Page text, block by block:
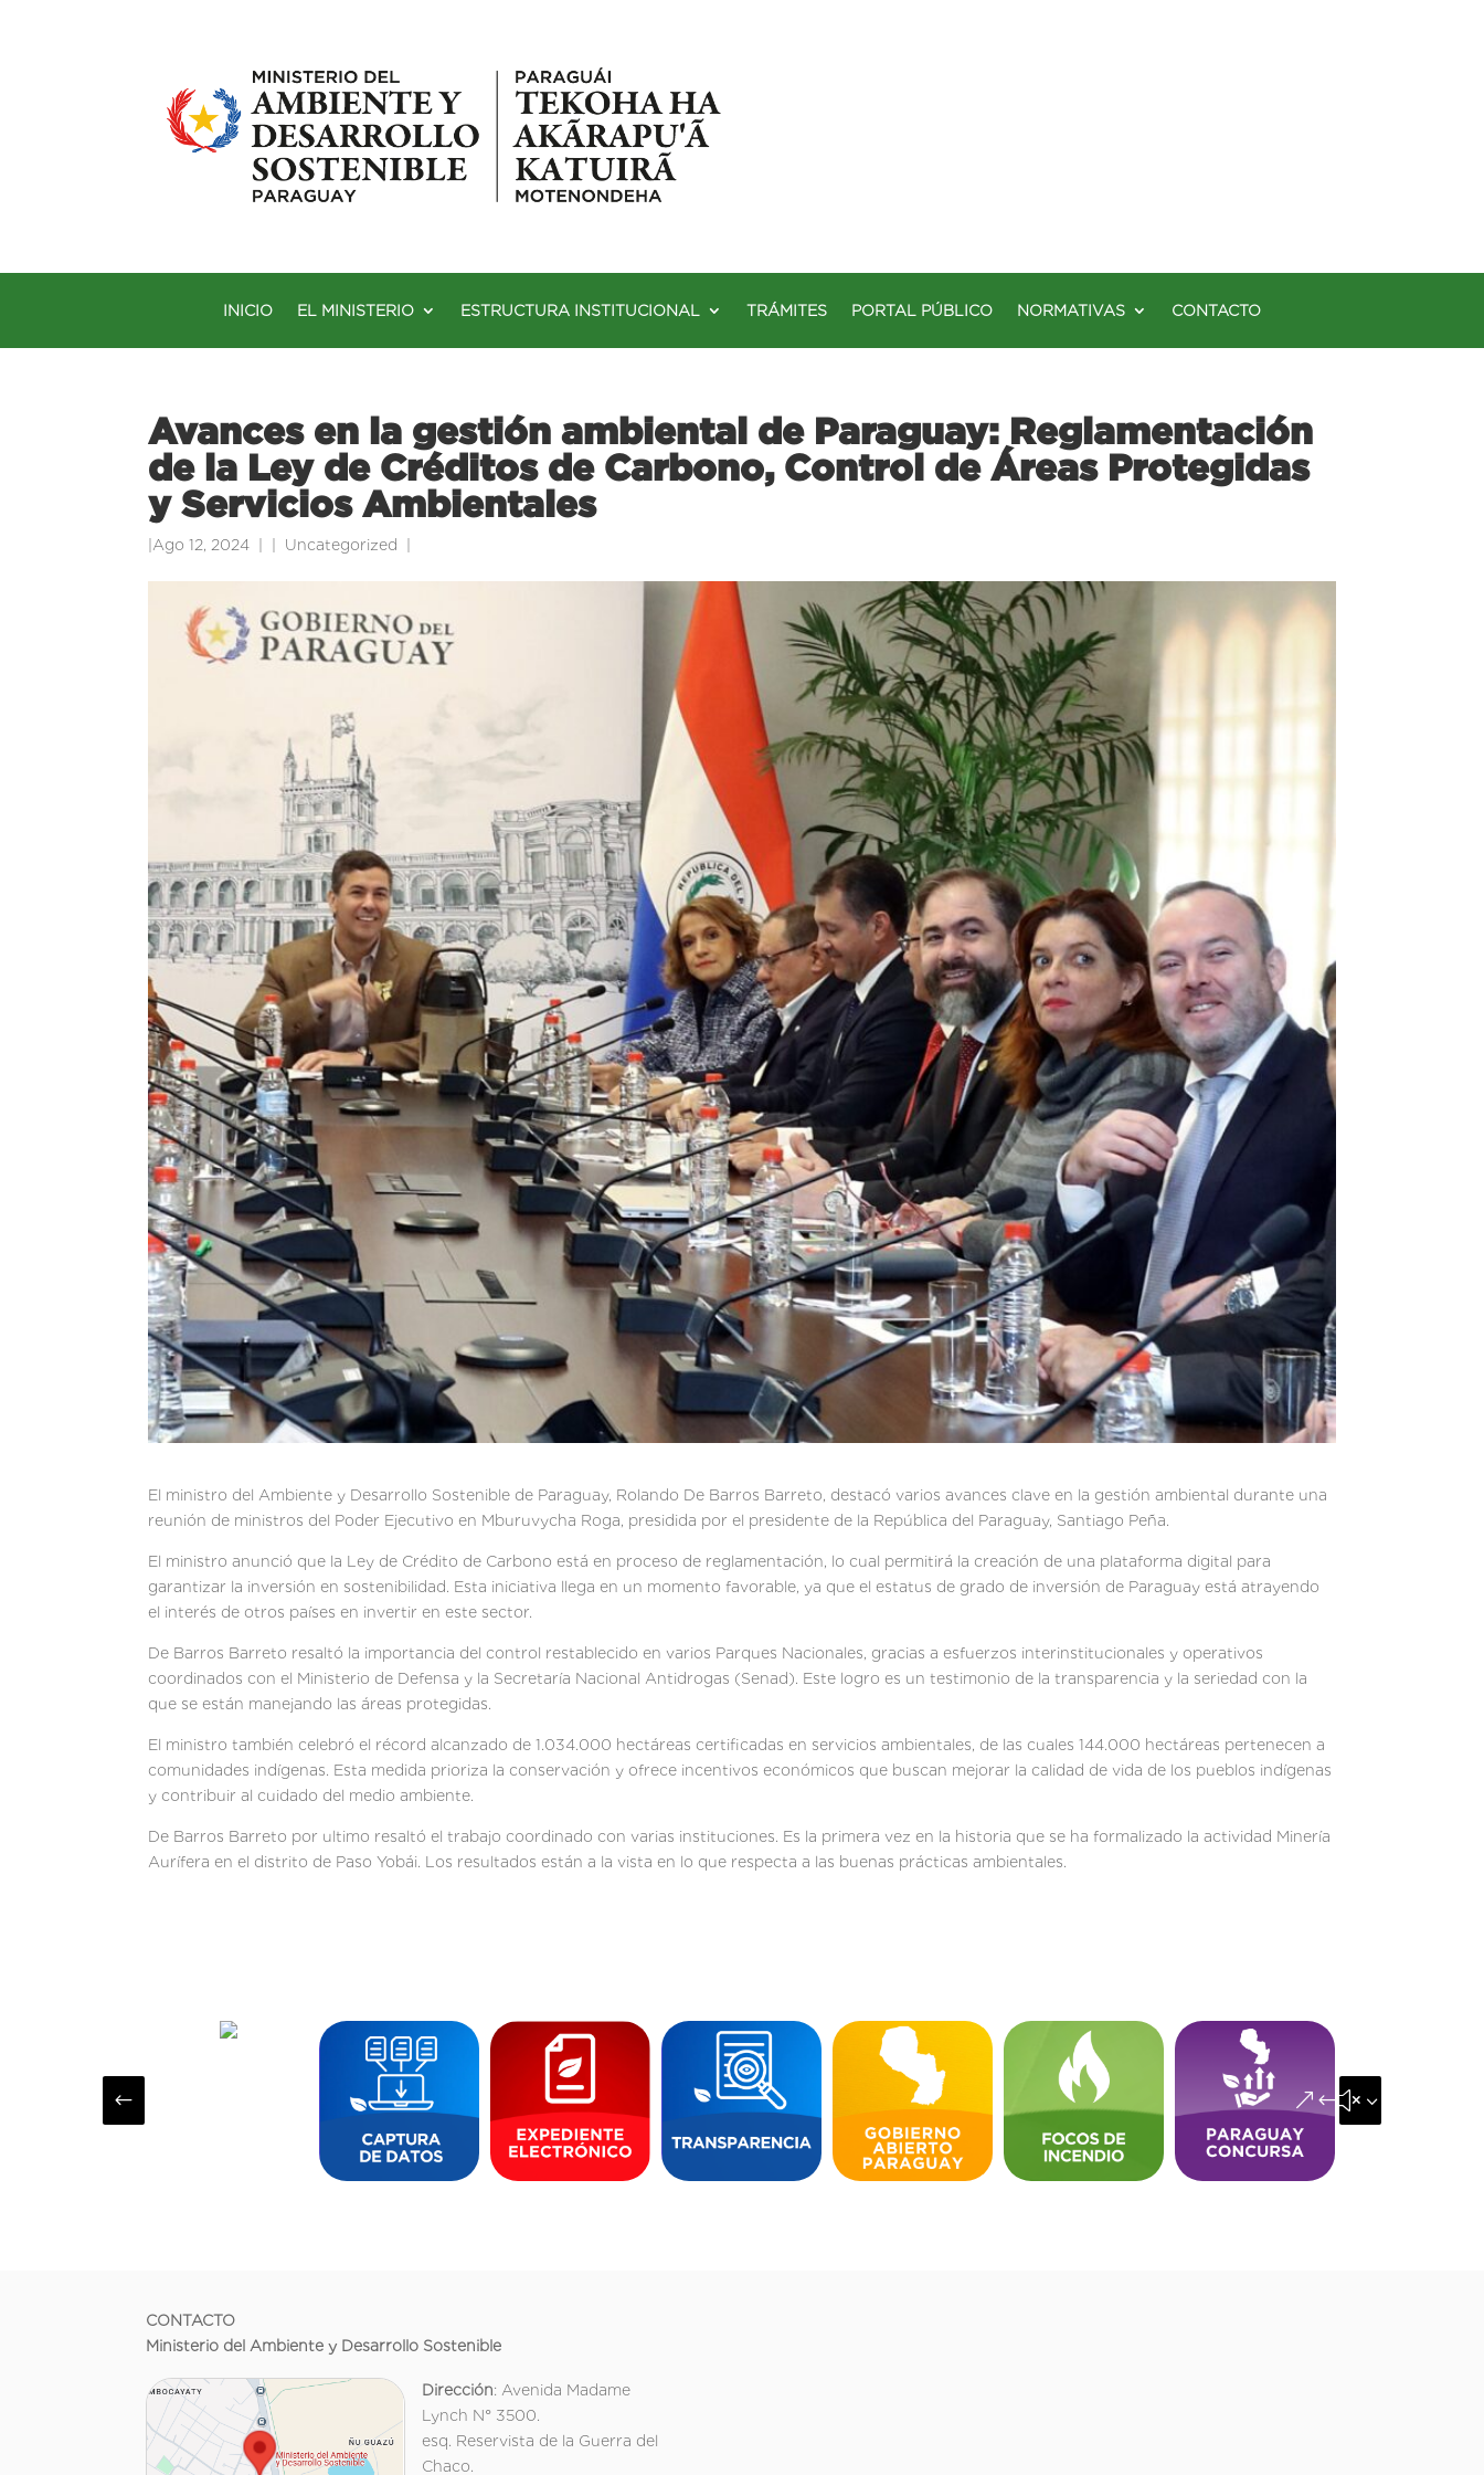
INICIO EL MINISTERIO ESTRUCTURA INSTITUCIONAL TRÁMITES PORTAL PÚBLICO NORMATIVAS CONTACTO
Avances en la gestión ambiental de Paraguay: Reglamentación
de la Ley de Créditos de Carbono, Control de Áreas Protegidas
y Servicios Ambientales
Ago 12, 2024 Uncategorized
El ministro del Ambiente y Desarrollo Sostenible de Paraguay, Rolando De Barros Barreto, destacó varios avances clave en la gestión ambiental durante una
reunión de ministros del Poder Ejecutivo en Mburuvycha Roga, presidida por el presidente de la República del Paraguay, Santiago Peña.
El ministro anunció que la Ley de Crédito de Carbono está en proceso de reglamentación, lo cual permitirá la creación de una plataforma digital para
garantizar la inversión en sostenibilidad. Esta iniciativa llega en un momento favorable, ya que el estatus de grado de inversión de Paraguay está atrayendo
el interés de otros países en invertir en este sector.
De Barros Barreto resaltó la importancia del control restablecido en varios Parques Nacionales, gracias a esfuerzos interinstitucionales y operativos
coordinados con el Ministerio de Defensa y la Secretaría Nacional Antidrogas (Senad). Este logro es un testimonio de la transparencia y la seriedad con la
que se están manejando las áreas protegidas.
El ministro también celebró el récord alcanzado de 1.034.000 hectáreas certificadas en servicios ambientales, de las cuales 144.000 hectáreas pertenecen a
comunidades indígenas. Esta medida prioriza la conservación y ofrece incentivos económicos que buscan mejorar la calidad de vida de los pueblos indígenas
y contribuir al cuidado del medio ambiente.
De Barros Barreto por ultimo resaltó el trabajo coordinado con varias instituciones. Es la primera vez en la historia que se ha formalizado la actividad Minería
Aurífera en el distrito de Paso Yobái. Los resultados están a la vista en lo que respecta a las buenas prácticas ambientales.
# &#x35;
CONTACTO
Ministerio del Ambiente y Desarrollo Sostenible
Dirección: Avenida Madame
Lynch N° 3500.
esq. Reservista de la Guerra del
Chaco.